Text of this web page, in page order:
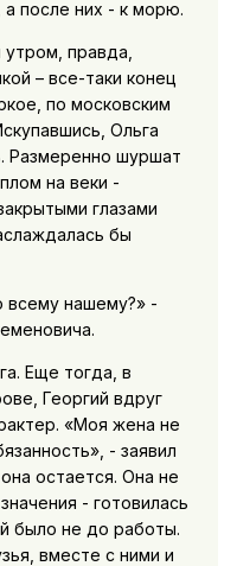
после них - к морю.
правда,
– все-таки конец
по московским
Ольга
Размеренно шуршат
на веки -
глазами
бы
всему нашему?» -
Еще тогда, в
Георгий вдруг
«Моя жена не
- заявил
остается. Она не
- готовилась
было не до работы.
вместе с ними и